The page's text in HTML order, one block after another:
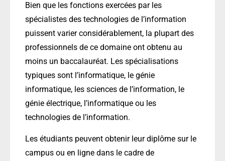
Bien que les fonctions exercées par les
spécialistes des technologies de l’information
puissent varier considérablement, la plupart des
professionnels de ce domaine ont obtenu au
moins un baccalauréat. Les spécialisations
typiques sont l’informatique, le génie
informatique, les sciences de l’information, le
génie électrique, l’informatique ou les
technologies de l’information.
Les étudiants peuvent obtenir leur diplôme sur le
campus ou en ligne dans le cadre de